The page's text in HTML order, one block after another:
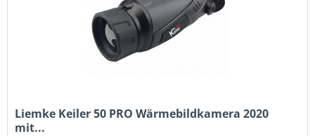
Liemke Keiler 50 PRO Wärmebildkamera 2020
mit...